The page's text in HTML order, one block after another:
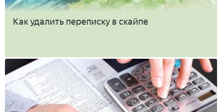
Как удалить переписку в скайпе